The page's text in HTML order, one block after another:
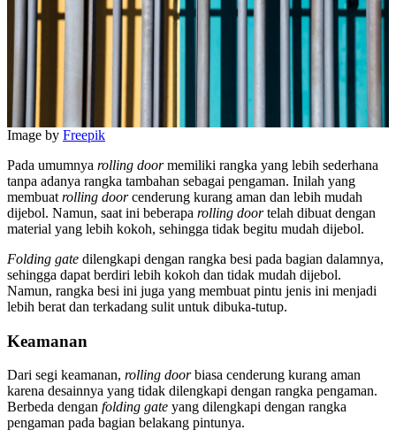
Image by Freepik
Pada umumnya rolling doormemiliki rangka yang lebih sederhana
tanpa adanya rangka tambahan sebagai pengaman. Inilah yang
membuat rolling doorcenderung kurang aman dan lebih mudah
dijebol. Namun, saat ini beberapa rolling doortelah dibuat dengan
material yang lebih kokoh, sehingga tidak begitu mudah dijebol.
Folding gate dilengkapi dengan rangka besi pada bagian dalamnya,
sehingga dapat berdiri lebih kokoh dan tidak mudah dijebol.
Namun, rangka besi ini juga yang membuat pintu jenis ini menjadi
lebih berat dan terkadang sulit untuk dibuka-tutup.
Keamanan
Dari segi keamanan, rolling doorbiasa cenderung kurang aman
karena desainnya yang tidak dilengkapi dengan rangka pengaman.
Berbeda dengan folding gate yang dilengkapi dengan rangka
pengaman pada bagian belakang pintunya.